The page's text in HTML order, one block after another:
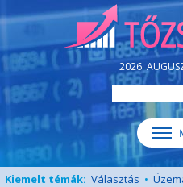
2026.
Kiemelt témák: Választás •